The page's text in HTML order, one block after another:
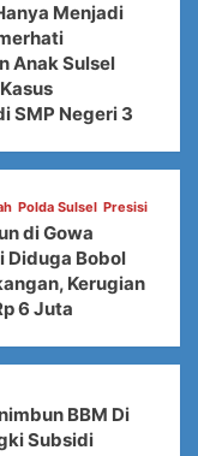
Menjadi
Anak Sulsel
SMP Negeri 3
Polda Sulsel Presisi
di Gowa
Diduga Bobol
Kerugian
6 Juta
BBM Di
Subsidi